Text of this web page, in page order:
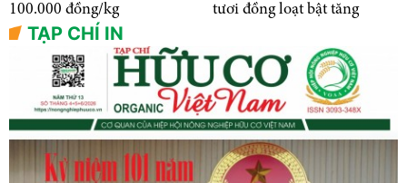
100.000 đồng/kg
tươi đồng loạt bật tăng
TẠP CHÍ IN